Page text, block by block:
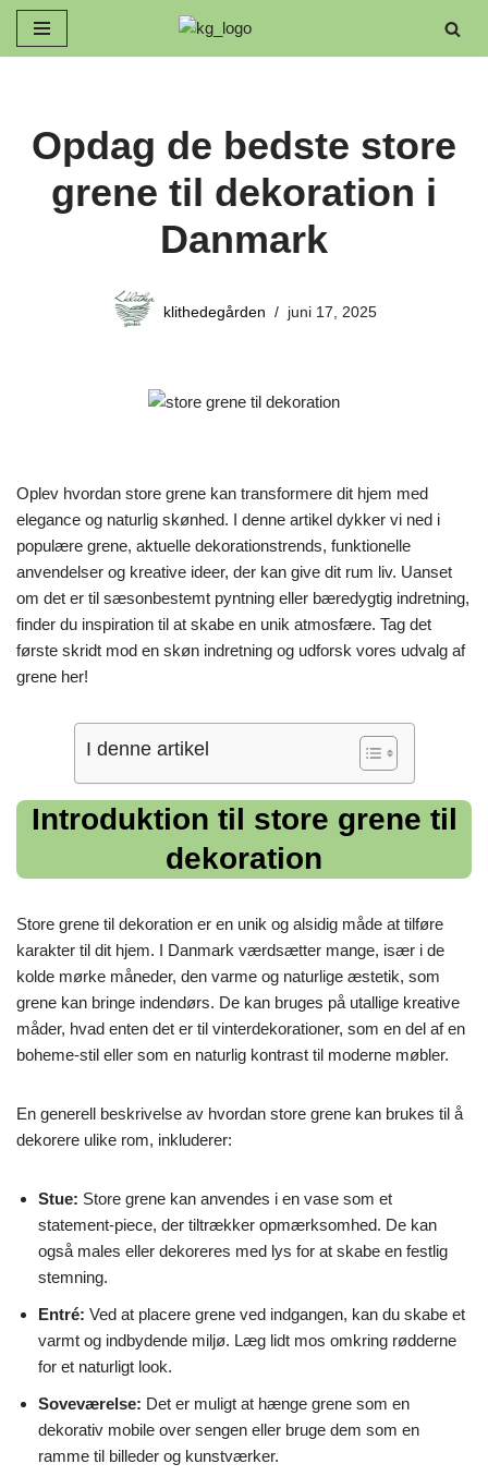
Spring
Opdag de bedste store
grene til dekoration i
Danmark
klithedegården juni 17, 2025
Oplev hvordan store grene kan transformere dit hjem med
elegance og naturlig skønhed. I denne artikel dykker vi ned i
populære grene, aktuelle dekorationstrends, funktionelle
anvendelser og kreative ideer, der kan give dit rum liv. Uanset
om det er til sæsonbestemt pyntning eller bæredygtig indretning,
finder du inspiration til at skabe en unik atmosfære. Tag det
første skridt mod en skøn indretning og udforsk vores udvalg af
grene her!
I denne artikel
Introduktion til store grene til
dekoration
Store grene til dekoration er en unik og alsidig måde at tilføre
karakter til dit hjem. I Danmark værdsætter mange, især i de
kolde mørke måneder, den varme og naturlige æstetik, som
grene kan bringe indendørs. De kan bruges på utallige kreative
måder, hvad enten det er til vinterdekorationer, som en del af en
boheme-stil eller som en naturlig kontrast til moderne møbler.
En generell beskrivelse av hvordan store grene kan brukes til å
dekorere ulike rom, inkluderer:
Stue: Store grene kan anvendes i en vase som et
statement-piece, der tiltrækker opmærksomhed. De kan
også males eller dekoreres med lys for at skabe en festlig
stemning.
Entré: Ved at placere grene ved indgangen, kan du skabe et
varmt og indbydende miljø. Læg lidt mos omkring rødderne
for et naturligt look.
Soveværelse: Det er muligt at hænge grene som en
dekorativ mobile over sengen eller bruge dem som en
ramme til billeder og kunstværker.